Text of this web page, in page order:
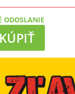
ODOSLANIE
KÚPIŤ